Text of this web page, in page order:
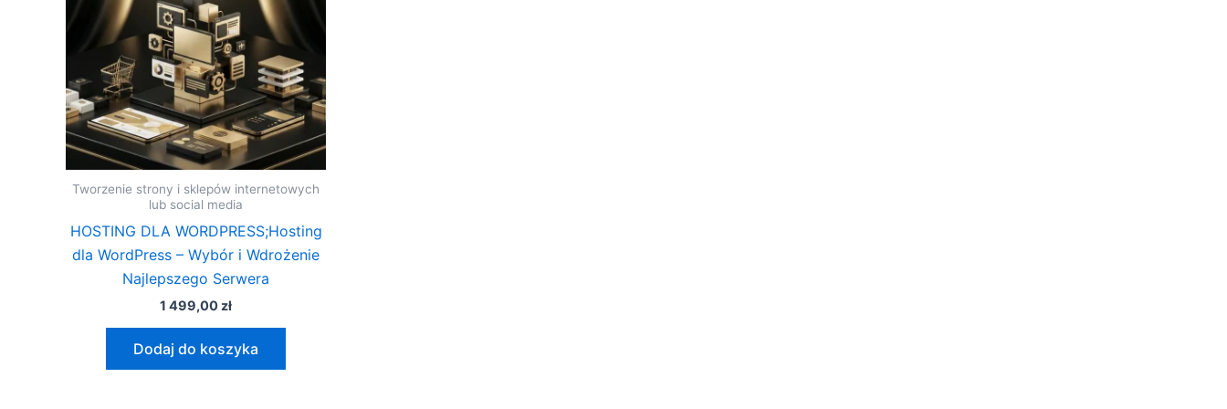
Tworzenie strony i sklepów internetowych
lub social media
HOSTING DLA WORDPRESS;Hosting
dla WordPress – Wybór i Wdrożenie
Najlepszego Serwera
1 499,00 zł
Dodaj do koszyka